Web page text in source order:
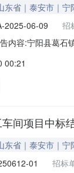
东省｜泰安市｜宁
2025-06-09 招
内容:宁阳县葛石
一、项目编号：
00:21
间项目中标
东省｜泰安市｜宁
01 招标